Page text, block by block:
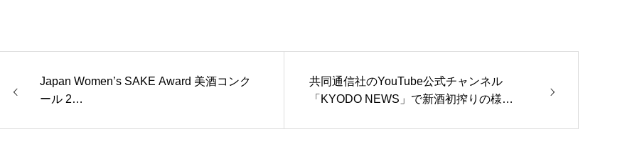
Japan Women’s SAKE Award 美酒コンク
ール 2…
共同通信社のYouTube公式チャンネル
「KYODO NEWS」で新酒初搾りの様…